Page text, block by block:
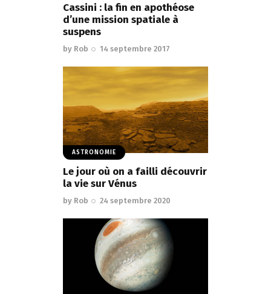
Cassini : la fin en apothéose
d’une mission spatiale à
suspens
by Rob 14 septembre 2017
ASTRONOMIE
Le jour où on a failli découvrir
la vie sur Vénus
by Rob 24 septembre 2020